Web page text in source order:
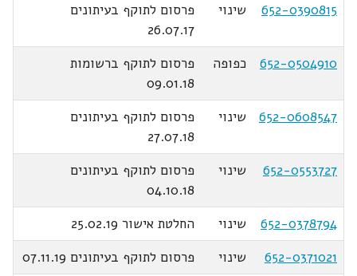
652-0390815
שינוי
פרסום לתוקף בעיתונים
26.07.17
652-0504910
כפופה
פרסום לתוקף ברשומות
09.01.18
652-0608547
שינוי
פרסום לתוקף בעיתונים
27.07.18
652-0553727
שינוי
פרסום לתוקף בעיתונים
04.10.18
652-0378794
שינוי
החלטת אישור 25.02.19
652-0371021
שינוי
פרסום לתוקף בעיתונים 07.11.19